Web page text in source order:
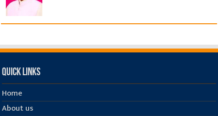
Quick Links
Home
About us